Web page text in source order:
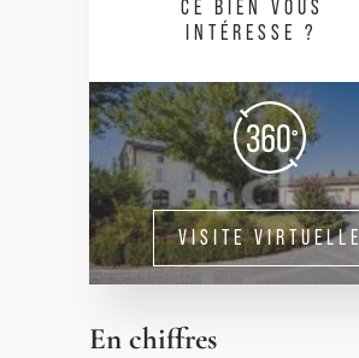
CE BIEN VOUS
INTÉRESSE ?
VISITE VIRTUELLE
En chiffres